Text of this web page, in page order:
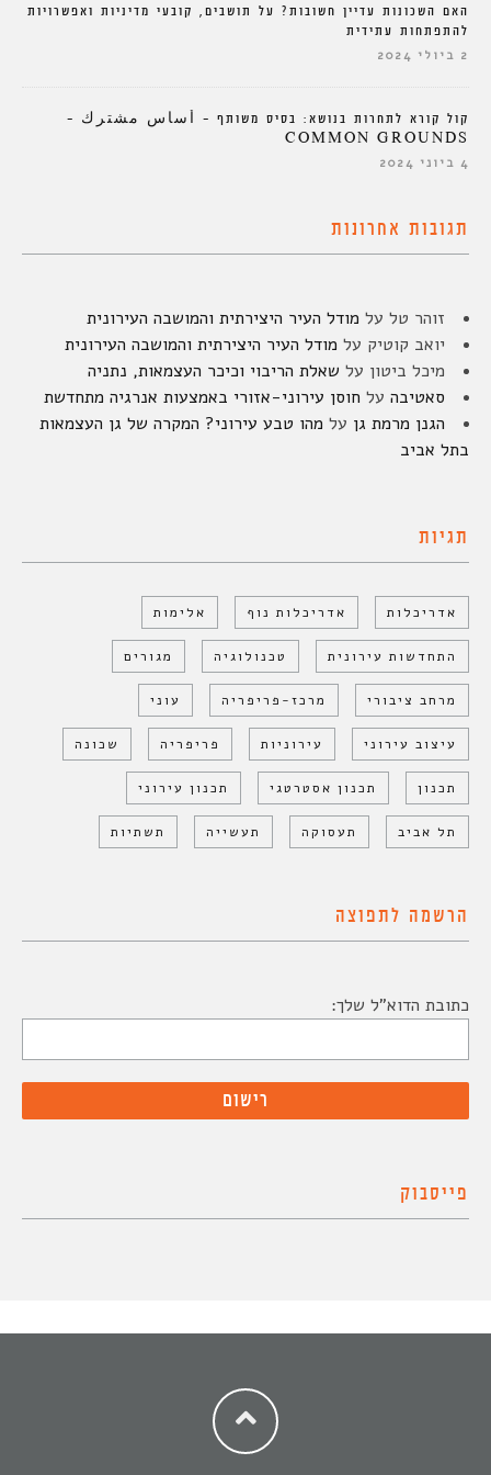
האם השכונות עדיין חשובות? על תושבים, קובעי מדיניות ואפשרויות
להתפתחות עתידית
2 ביולי 2024
קול קורא לתחרות בנושא: בסיס משותף – أساس مشترك –
COMMON GROUNDS
4 ביוני 2024
תגובות אחרונות
זוהר טל על מודל העיר היצירתית והמושבה העירונית
יואב קוטיק על מודל העיר היצירתית והמושבה העירונית
מיכל ביטון על שאלת הריבוי וכיכר העצמאות, נתניה
סאטיבה על חוסן עירוני-אזורי באמצעות אנרגיה מתחדשת
הגנן מרמת גן על מהו טבע עירוני? המקרה של גן העצמאות
בתל אביב
תגיות
אדריכלות אדריכלות נוף אלימות
התחדשות עירונית טכנולוגיה מגורים
מרחב ציבורי מרכז-פריפריה עוני
עיצוב עירוני עירוניות פריפריה שכונה
תכנון תכנון אסטרטגי תכנון עירוני
תל אביב תעסוקה תעשייה תשתיות
הרשמה לתפוצה
כתובת הדוא"ל שלך:
פייסבוק